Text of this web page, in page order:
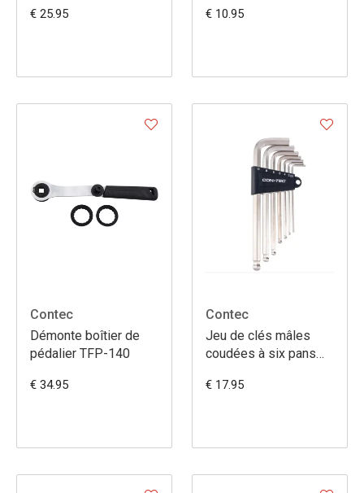
€ 25.95 € 10.95
Contec
Démonte boîtier de
pédalier TFP-140
€ 34.95
Contec
Jeu de clés mâles
coudées à six pans
€ 17.95